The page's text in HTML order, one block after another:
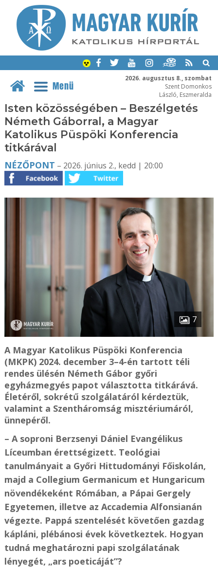
2026. augusztus 8., szombat
Szent Domonkos
László, Eszmeralda
Menü
Isten közösségében – Beszélgetés
Németh Gáborral, a Magyar
Katolikus Püspöki Konferencia
titkárával
NÉZŐPONT – 2026. június 2., kedd | 20:00
7
A Magyar Katolikus Püspöki Konferencia
(MKPK) 2024. december 3–4-én tartott téli
rendes ülésén Németh Gábor győri
egyházmegyés papot választotta titkárává.
Életéről, sokrétű szolgálatáról kérdeztük,
valamint a Szentháromság misztériumáról,
ünnepéről.
– A soproni Berzsenyi Dániel Evangélikus
Líceumban érettségizett. Teológiai
tanulmányait a Győri Hittudományi Főiskolán,
majd a Collegium Germanicum et Hungaricum
növendékeként Rómában, a Pápai Gergely
Egyetemen, illetve az Accademia Alfonsianán
végezte. Pappá szentelését követően gazdag
kápláni, plébánosi évek következtek. Hogyan
tudná meghatározni papi szolgálatának
lényegét, „ars poeticáját”?